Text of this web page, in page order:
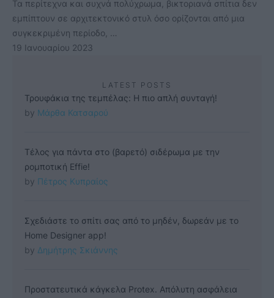
Τα περίτεχνα και συχνά πολύχρωμα, βικτοριανά σπίτια δεν
εμπίπτουν σε αρχιτεκτονικό στυλ όσο ορίζονται από μια
συγκεκριμένη περίοδο, …
19 Ιανουαρίου 2023
LATEST POSTS
Τρουφάκια της τεμπέλας: Η πιο απλή συνταγή!
by Μάρθα Κατσαρού
Τέλος για πάντα στο (βαρετό) σιδέρωμα με την
ρομποτική Effie!
by Πέτρος Κυπραίος
Σχεδιάστε το σπίτι σας από το μηδέν, δωρεάν με το
Home Designer app!
by Δημήτρης Σκιάννης
Προστατευτικά κάγκελα Protex. Απόλυτη ασφάλεια